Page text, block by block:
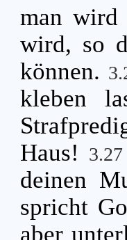
man wird
wird, so
können.
kleben
Haus!
3.27
deinen
spricht
aber